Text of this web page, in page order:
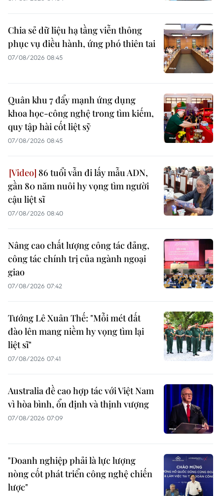
Chia sẻ dữ liệu hạ tầng viễn thông
phục vụ điều hành, ứng phó thiên tai
07/08/2026 08:45
Quân khu 7 đẩy mạnh ứng dụng
khoa học-công nghệ trong tìm kiếm,
quy tập hài cốt liệt sỹ
07/08/2026 08:45
86 tuổi vẫn đi lấy mẫu ADN,
gần 80 năm nuôi hy vọng tìm người
cậu liệt sĩ
07/08/2026 08:40
Nâng cao chất lượng công tác đảng,
công tác chính trị của ngành ngoại
giao
07/08/2026 07:42
Tướng Lê Xuân Thế: "Mỗi mét đất
đào lên mang niềm hy vọng tìm lại
liệt sĩ"
07/08/2026 07:41
Australia đề cao hợp tác với Việt Nam
vì hòa bình, ổn định và thịnh vượng
07/08/2026 07:09
"Doanh nghiệp phải là lực lượng
nòng cốt phát triển công nghệ chiến
lược"